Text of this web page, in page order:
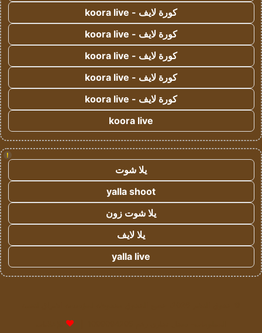
كورة لايف - koora live
كورة لايف - koora live
كورة لايف - koora live
كورة لايف - koora live
كورة لايف - koora live
koora live
!
يلا شوت
yalla shoot
يلا شوت زون
يلا لايف
yalla live